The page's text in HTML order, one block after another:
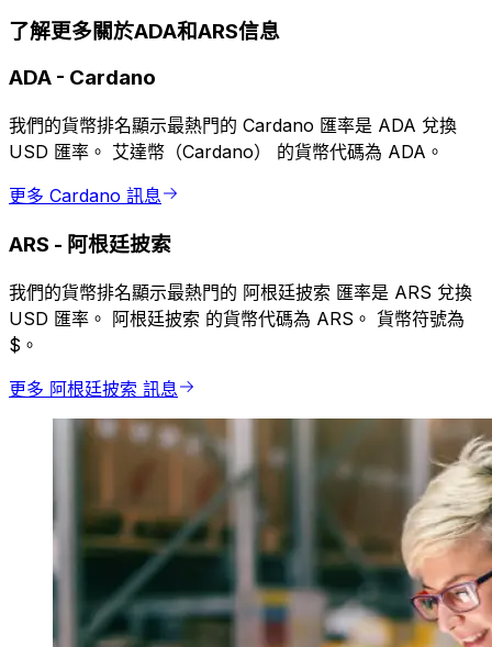
了解更多關於ADA和ARS信息
ADA - Cardano
我們的貨幣排名顯示最熱門的 Cardano 匯率是 ADA 兌換
USD 匯率。 艾達幣（Cardano） 的貨幣代碼為 ADA。
更多 Cardano 訊息
ARS - 阿根廷披索
我們的貨幣排名顯示最熱門的 阿根廷披索 匯率是 ARS 兌換
USD 匯率。 阿根廷披索 的貨幣代碼為 ARS。 貨幣符號為
$。
更多 阿根廷披索 訊息